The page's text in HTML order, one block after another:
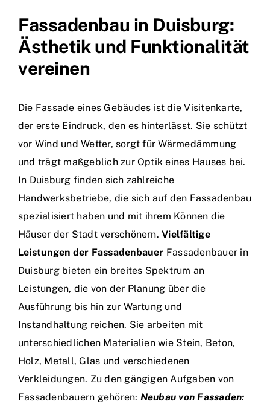
Fassadenbau in Duisburg:
Ästhetik und Funktionalität
vereinen
Die Fassade eines Gebäudes ist die Visitenkarte,
der erste Eindruck, den es hinterlässt. Sie schützt
vor Wind und Wetter, sorgt für Wärmedämmung
und trägt maßgeblich zur Optik eines Hauses bei.
In Duisburg finden sich zahlreiche
Handwerksbetriebe, die sich auf den Fassadenbau
spezialisiert haben und mit ihrem Können die
Häuser der Stadt verschönern.Vielfältige
Leistungen der Fassadenbauer Fassadenbauer in
Duisburg bieten ein breites Spektrum an
Leistungen, die von der Planung über die
Ausführung bis hin zur Wartung und
Instandhaltung reichen. Sie arbeiten mit
unterschiedlichen Materialien wie Stein, Beton,
Holz, Metall, Glas und verschiedenen
Verkleidungen. Zu den gängigen Aufgaben von
Fassadenbauern gehören: Neubau von Fassaden: